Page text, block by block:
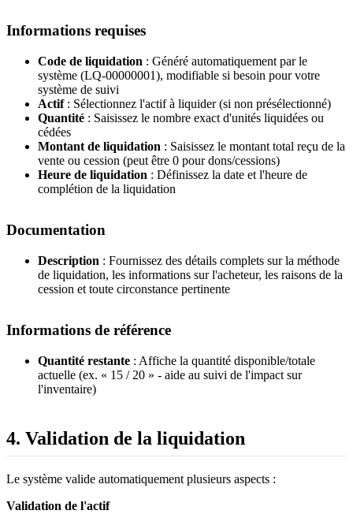
Informations requises
Code de liquidation : Généré automatiquement par le
système (LQ-00000001), modifiable si besoin pour votre
système de suivi
Actif: Sélectionnez l'actif à liquider (si non présélectionné)
Quantité : Saisissez le nombre exact d'unités liquidées ou
cédées
Montant de liquidation : Saisissez le montant total reçu de la
vente ou cession (peut être 0 pour dons/cessions)
Heure de liquidation : Définissez la date et l'heure de
complétion de la liquidation
Documentation
Description : Fournissez des détails complets sur la méthode
de liquidation, les informations sur l'acheteur, les raisons de la
cession et toute circonstance pertinente
Informations de référence
Quantité restante : Affiche la quantité disponible/totale
actuelle (ex. « 15 / 20 » - aide au suivi de l'impact sur
l'inventaire)
4. Validation de la liquidation
Le système valide automatiquement plusieurs aspects :
Validation de l'actif